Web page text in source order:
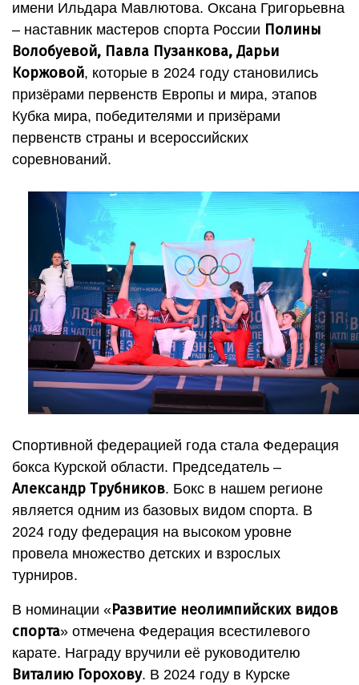
имени Ильдара Мавлютова. Оксана Григорьевна
– наставник мастеров спорта России Полины
Волобуевой, Павла Пузанкова, Дарьи
Коржовой, которые в 2024 году становились
призёрами первенств Европы и мира, этапов
Кубка мира, победителями и призёрами
первенств страны и всероссийских
соревнований.
Спортивной федерацией года стала Федерация
бокса Курской области. Председатель –
Александр Трубников. Бокс в нашем регионе
является одним из базовых видом спорта. В
2024 году федерация на высоком уровне
провела множество детских и взрослых
турниров.
В номинации «Развитие неолимпийских видов
спорта» отмечена Федерация всестилевого
карате. Награду вручили её руководителю
Виталию Горохову. В 2024 году в Курске